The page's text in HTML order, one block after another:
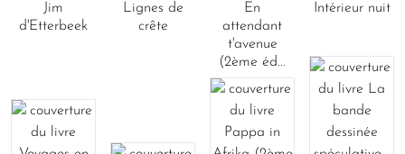
Jim
d'Etterbeek
Lignes de
crête
En
attendant
t'avenue
(2ème éd...
Intérieur nuit